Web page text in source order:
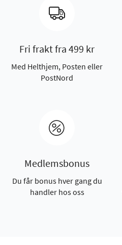
Fri frakt fra 499 kr
Med Helthjem, Posten eller
PostNord
Medlemsbonus
Du får bonus hver gang du
handler hos oss